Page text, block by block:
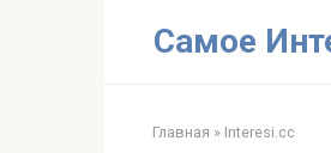
Самое
Главная » Interesi.cc